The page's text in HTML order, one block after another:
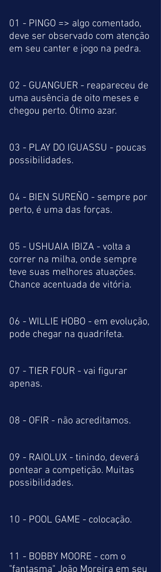
01 - PINGO => algo comentado,
deve ser observado com atenção
em seu canter e jogo na pedra.
02 - GUANGUER - reapareceu de
uma ausência de oito meses e
chegou perto. Ótimo azar.
03 - PLAY DO IGUASSU - poucas
possibilidades.
04 - BIEN SUREÑO - sempre por
perto, é uma das forças.
05 - USHUAIA IBIZA - volta a
correr na milha, onde sempre
teve suas melhores atuações.
Chance acentuada de vitória.
06 - WILLIE HOBO - em evolução,
pode chegar na quadrifeta.
07 - TIER FOUR - vai figurar
apenas.
08 - OFIR - não acreditamos.
09 - RAIOLUX - tinindo, deverá
pontear a competição. Muitas
possibilidades.
10 - POOL GAME - colocação.
11 - BOBBY MOORE - com o
"fantasma" João Moreira em seu